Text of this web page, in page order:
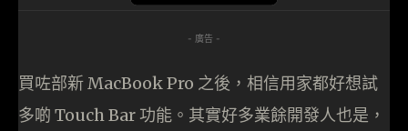
- 廣告 -
買咗部新 MacBook Pro 之後，相信用家都好想試
多啲 Touch Bar 功能。其實好多業餘開發人也是，